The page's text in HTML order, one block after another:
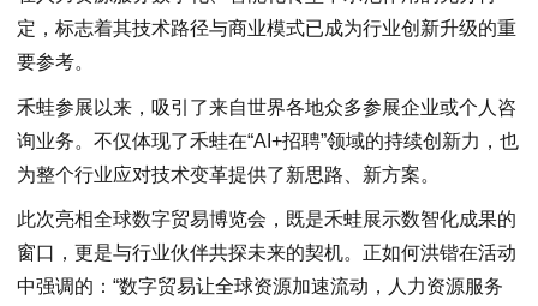
定，标志着其技术路径与商业模式已成为行业创新升级的重
要参考。
禾蛙参展以来，吸引了来自世界各地众多参展企业或个人咨
询业务。不仅体现了禾蛙在“AI+招聘”领域的持续创新力，也
为整个行业应对技术变革提供了新思路、新方案。
此次亮相全球数字贸易博览会，既是禾蛙展示数智化成果的
窗口，更是与行业伙伴共探未来的契机。正如何洪锴在活动
中强调的：“数字贸易让全球资源加速流动，人力资源服务